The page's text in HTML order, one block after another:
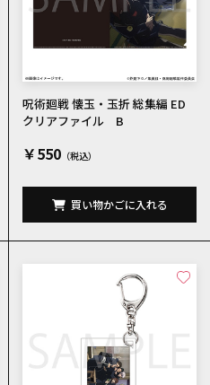
呪術廻戦 懐玉・玉折 総集編 ED
クリアファイル B
￥550
買い物かごに入れる